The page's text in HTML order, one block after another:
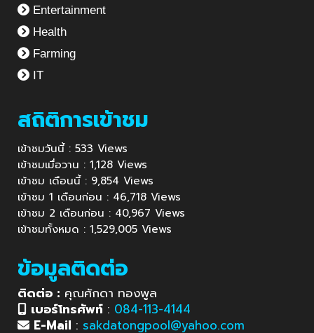
Entertainment
Health
Farming
IT
สถิติการเข้าชม
เข้าชมวันนี้ : 533 Views
เข้าชมเมื่อวาน : 1,128 Views
เข้าชม เดือนนี้ : 9,854 Views
เข้าชม 1 เดือนก่อน : 46,718 Views
เข้าชม 2 เดือนก่อน : 40,967 Views
เข้าชมทั้งหมด : 1,529,005 Views
ข้อมูลติดต่อ
ติดต่อ : คุณศักดา ทองพูล
เบอร์โทรศัพท์ : 084-113-4144
E-Mail : sakdatongpool@yahoo.com